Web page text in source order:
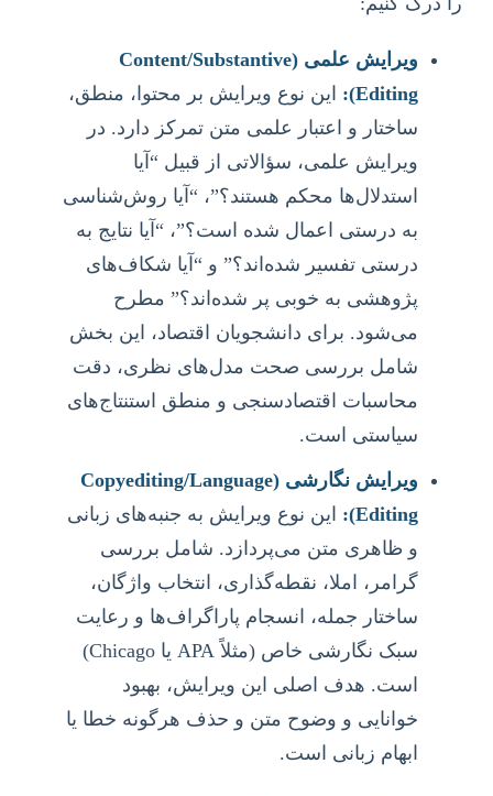
ویرایش علمی (Content/Substantive
Editing):
این نوع ویرایش بر محتوا، منطق،
ساختار و اعتبار علمی متن تمرکز دارد. در
ویرایش علمی، سؤالاتی از قبیل “آیا
استدلال‌ها محکم هستند؟”، “آیا روش‌شناسی
به درستی اعمال شده است؟”، “آیا نتایج به
درستی تفسیر شده‌اند؟” و “آیا شکاف‌های
پژوهشی به خوبی پر شده‌اند؟” مطرح
می‌شود. برای دانشجویان اقتصاد، این بخش
شامل بررسی صحت مدل‌های نظری، دقت
محاسبات اقتصادسنجی و منطق استنتاج‌های
سیاستی است.
ویرایش نگارشی (Copyediting/Language
Editing):
این نوع ویرایش به جنبه‌های زبانی
و ظاهری متن می‌پردازد. شامل بررسی
گرامر، املا، نقطه‌گذاری، انتخاب واژگان،
ساختار جمله، انسجام پاراگراف‌ها و رعایت
سبک نگارشی خاص (مثلاً APA یا Chicago)
است. هدف اصلی این ویرایش، بهبود
خوانایی و وضوح متن و حذف هرگونه خطا یا
ابهام زبانی است.